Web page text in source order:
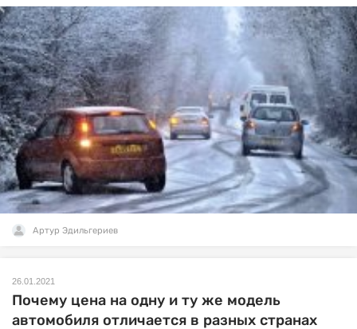
Артур Эдильгериев
26.01.2021
Почему цена на одну и ту же модель
автомобиля отличается в разных странах